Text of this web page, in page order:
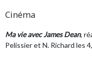
Cinéma
Ma vie avec James Dean,
Pelissier et N. Richard les